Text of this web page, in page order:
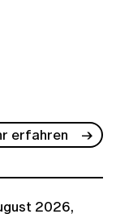
erfahren
2026,